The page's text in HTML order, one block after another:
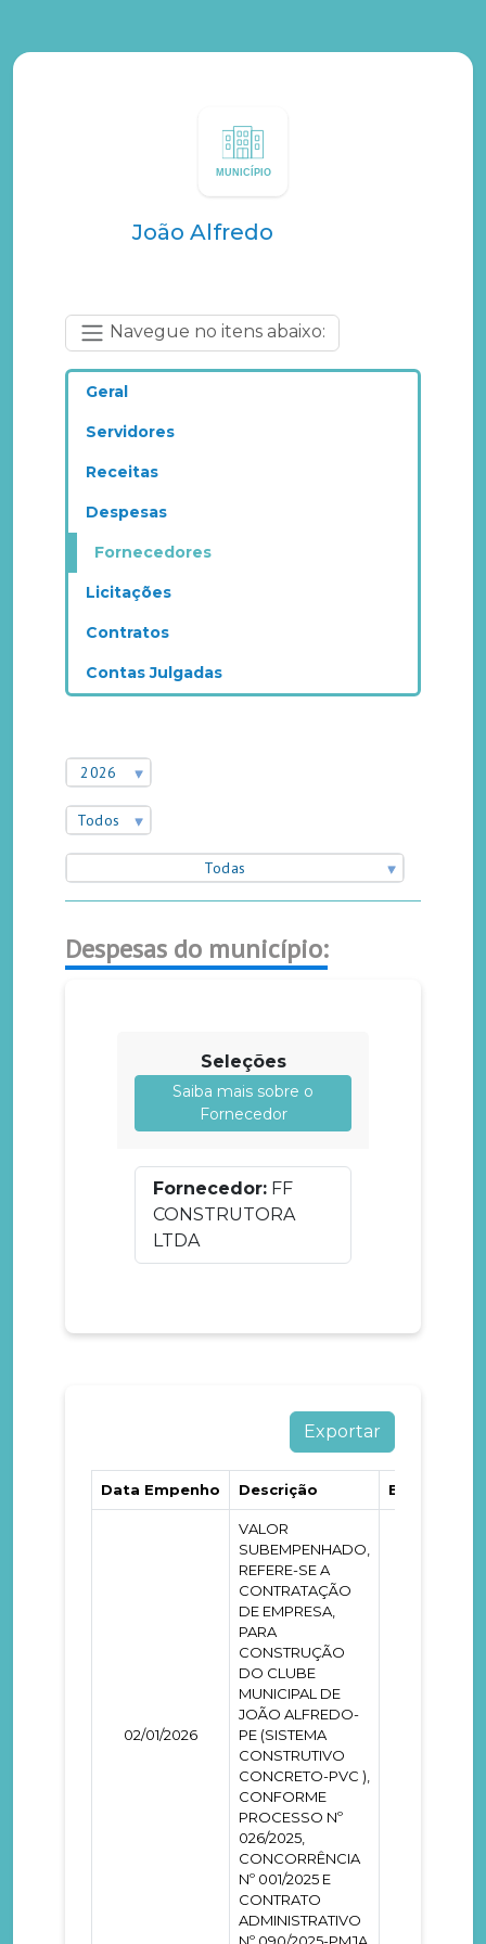
João Alfredo
Navegue no itens abaixo:
Geral
Servidores
Receitas
Despesas
Fornecedores
Licitações
Contratos
Contas Julgadas
2026
Todos
Todas
Despesas do município:
Seleções
Saiba mais sobre o
Fornecedor
Fornecedor: FF
CONSTRUTORA
LTDA
Data Empenho Descrição Empenho
02/01/2026
VALOR
SUBEMPENHADO,
REFERE-SE A
CONTRATAÇÃO
DE EMPRESA,
PARA
CONSTRUÇÃO
DO CLUBE
MUNICIPAL DE
JOÃO ALFREDO-
PE (SISTEMA
CONSTRUTIVO
CONCRETO-PVC ),
CONFORME
PROCESSO Nº
026/2025,
CONCORRÊNCIA
Nº 001/2025 E
CONTRATO
ADMINISTRATIVO